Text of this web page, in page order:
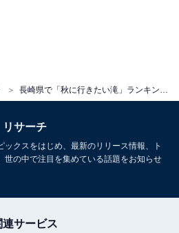
リサーチ
クスをはじめ、最新のリリース情報、ト
世の中で注目を集めている話題をお知らせ
連サービス